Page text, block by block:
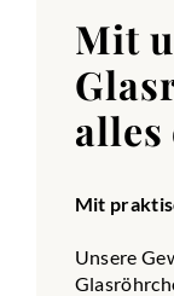
Mit
Mit
Unsere